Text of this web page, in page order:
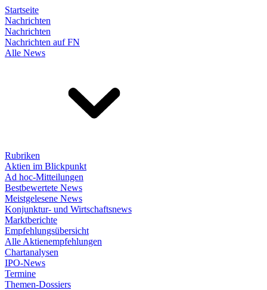
Startseite
Nachrichten
Nachrichten
Nachrichten auf FN
Alle News
Rubriken
Aktien im Blickpunkt
Ad hoc-Mitteilungen
Bestbewertete News
Meistgelesene News
Konjunktur- und Wirtschaftsnews
Marktberichte
Empfehlungsübersicht
Alle Aktienempfehlungen
Chartanalysen
IPO-News
Termine
Themen-Dossiers